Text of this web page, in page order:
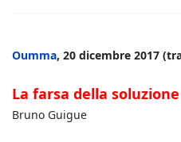
Oumma, 20 dicembre 2017
La farsa della
Bruno Guigue